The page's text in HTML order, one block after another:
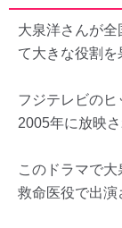
大泉洋さんが
て大きな役割を
フジテレビの
2005年に放映
このドラマで
救命医役で出演